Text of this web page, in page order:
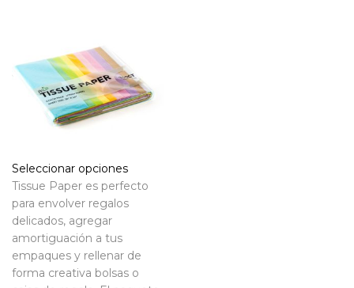
Seleccionar opciones
Tissue Paper es perfecto
para envolver regalos
delicados, agregar
amortiguación a tus
empaques y rellenar de
forma creativa bolsas o